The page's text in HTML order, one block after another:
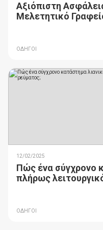
Αξιόπιστη
Μελετητικό
ΟΔΗΓΟΙ
12/02/2025
Πώς ένα σύγχρονο
πλήρως
ΟΔΗΓΟΙ